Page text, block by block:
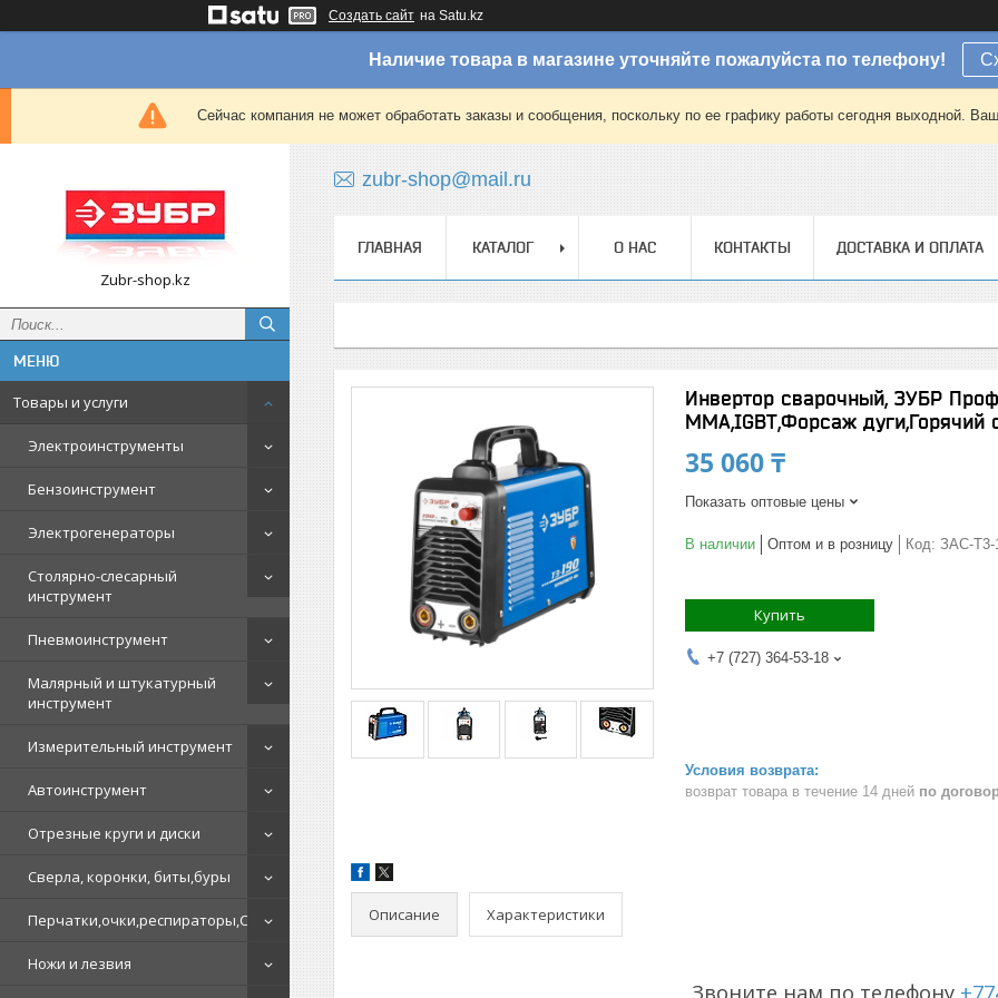
Создать сайт на Satu.kz
Наличие товара в магазине уточняйте пожалуйста по телефону!
Сейчас компания не может обработать заказы и сообщения, поскольку по ее графику работы сегодня выходной.
Zubr-shop.kz
Товары и услуги
Электроинструменты
Бензоинструмент
Электрогенераторы
Столярно-слесарный
инструмент
Пневмоинструмент
Малярный и штукатурный
инструмент
Измерительный инструмент
Автоинструмент
Отрезные круги и диски
Сверла, коронки, биты,буры
Перчатки,очки,респираторы,СИЗ
Ножи и лезвия
zubr-shop@mail.ru
ГЛАВНАЯ КАТАЛОГ О НАС КОНТАКТЫ ДОСТАВКА И ОПЛАТА
Инвертор сварочный, ЗУБР
MMA,IGBT,Форсаж дуги,Горячий
35 060 ₸
Показать оптовые цены
В наличии Оптом и в розницу Код: ЗАС-Т3-
Купить
+7 (727) 364-53-18
возврат товара в течение 14 дней по
Описание Характеристики
Звоните нам по телефону